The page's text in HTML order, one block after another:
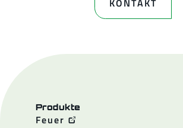
KONTAKT
Produkte
Feuer